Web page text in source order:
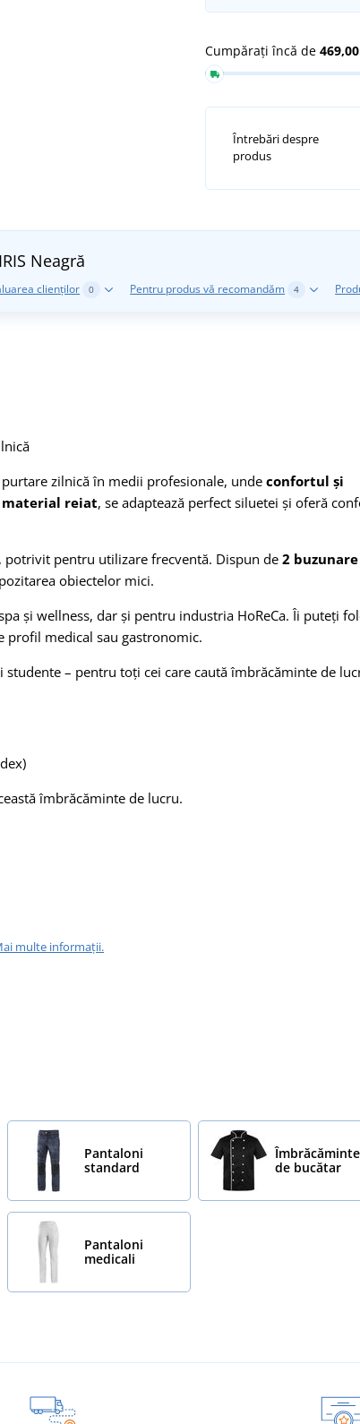
Cumpărați încă de
Întrebări despre
produs
Neagră
clienților 0 Pentru produs vă recomandăm 4
zilnică în medii profesionale, unde confortul și
reiat, se adaptează perfect siluetei și oferă
pentru utilizare frecventă. Dispun de 2 buzunare
obiectelor mici.
și wellness, dar și pentru industria HoReCa. Îi puteți
profil medical sau gastronomic.
– pentru toți cei care caută îmbrăcăminte de
îmbrăcăminte de lucru.
multe informații.
Pantaloni
standard
Îmbrăcăminte
de bucătar
Pantaloni
medicali